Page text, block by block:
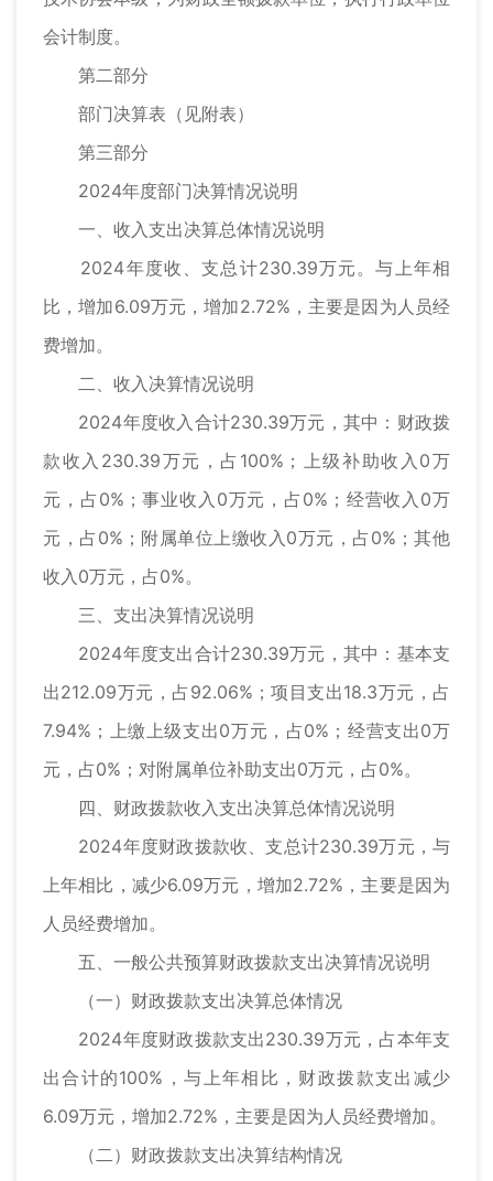
会计制度。
第二部分
部门决算表（见附表）
第三部分
2024年度部门决算情况说明
一、收入支出决算总体情况说明
2024年度收、支总计230.39万元。与上年相
比，增加6.09万元，增加2.72%，主要是因为人员经
费增加。
二、收入决算情况说明
2024年度收入合计230.39万元，其中：财政拨
款收入230.39万元，占100%；上级补助收入0万
元，占0%；事业收入0万元，占0%；经营收入0万
元，占0%；附属单位上缴收入0万元，占0%；其他
收入0万元，占0%。
三、支出决算情况说明
2024年度支出合计230.39万元，其中：基本支
出212.09万元，占92.06%；项目支出18.3万元，占
7.94%；上缴上级支出0万元，占0%；经营支出0万
元，占0%；对附属单位补助支出0万元，占0%。
四、财政拨款收入支出决算总体情况说明
2024年度财政拨款收、支总计230.39万元，与
上年相比，减少6.09万元，增加2.72%，主要是因为
人员经费增加。
五、一般公共预算财政拨款支出决算情况说明
（一）财政拨款支出决算总体情况
2024年度财政拨款支出230.39万元，占本年支
出合计的100%，与上年相比，财政拨款支出减少
6.09万元，增加2.72%，主要是因为人员经费增加。
（二）财政拨款支出决算结构情况